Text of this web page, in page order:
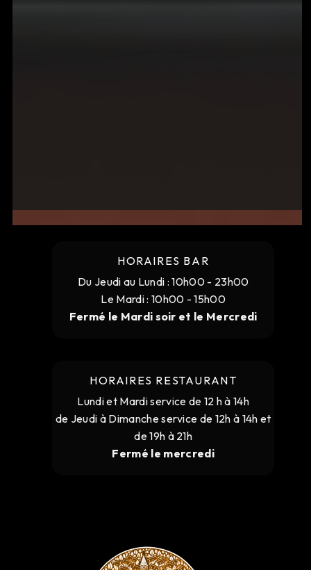
HORAIRES BAR
Du Jeudi au Lundi : 10h00 - 23h00
Le Mardi : 10h00 - 15h00
Fermé le Mardi soir et le Mercredi
HORAIRES RESTAURANT
Lundi et Mardi service de 12 h à 14h
de Jeudi à Dimanche service de 12h à 14h et
de 19h à 21h
Fermé le mercredi